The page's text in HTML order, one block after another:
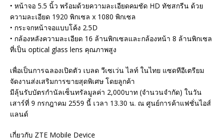
• หน้าจอ 5.5 นิ้ว พร้อมด้วยความละเอียดคมชัด HD ทัชสกรีน ด้วย
ความละเอียด 1920 พิกเซล x 1080 พิกเซล
• กระจกหน้าจอแบบโค้ง 2.5D
• กล้องหลังความละเอียด 16 ล้านพิกเซลและกล้องหน้า 8 ล้านพิกเซล
ที่เป็น optical glass lens คุณภาพสูง
เพื่อเป็นการฉลองเปิดตัว เบลด วีเซเว่น ไลท์ ในไทย แซดทีอีเตรียม
จัดงานส่งเสริมการขายสุดพิเศษ โดยลูกค้า
มีลุ้นรับบัตรกำนัลเซ็นทรัลมูลค่า 2,000บาท (จำนวนจำกัด) ในวัน
เสาร์ที่ 9 กรกฎาคม 2559 นี้ เวลา 13.30 น. ณ ศูนย์การค้าแฟชั่นไอส์
แลนด์
เกี่ยวกับ ZTE Mobile Device